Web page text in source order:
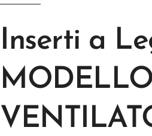
Inserti a